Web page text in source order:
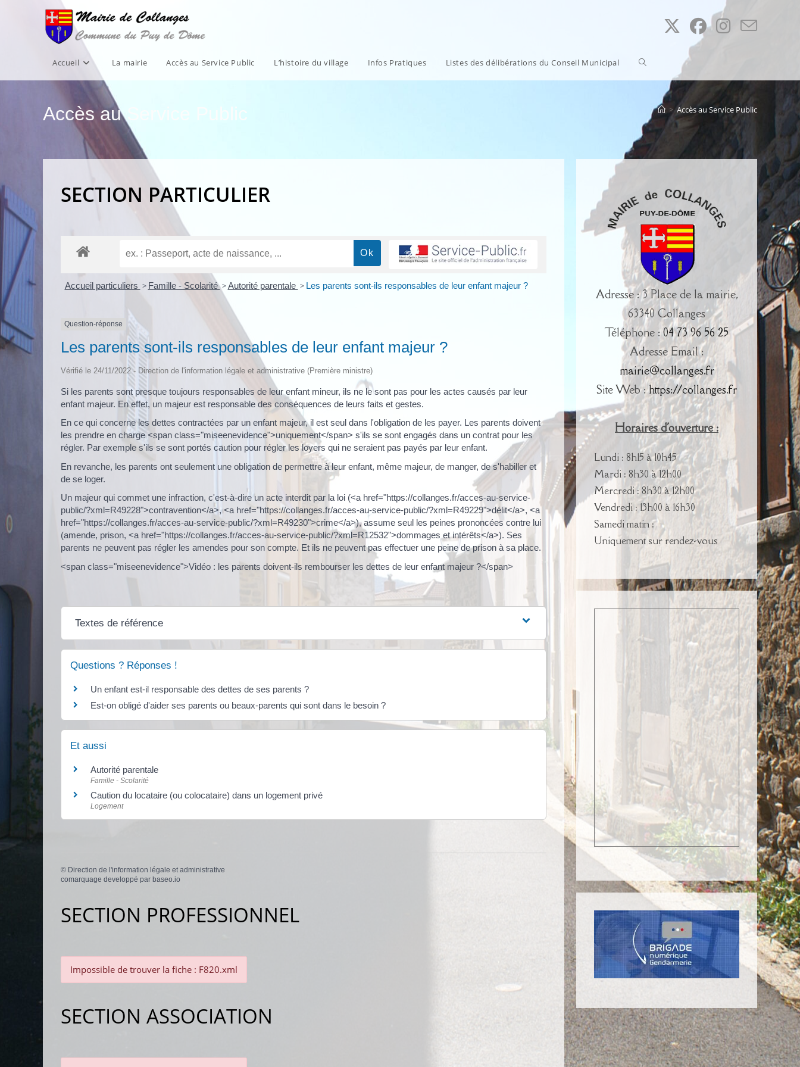
Accueil La mairie Accès au Service Public L’histoire du village Infos Pratiques Listes des délibérations du Conseil Municipal Toggle
website
search
Accès au Service Public > Accès au Service Public
SECTION PARTICULIER
Accueil particuliers > Famille - Scolarité> Autorité parentale > Les parents sont-ils responsables de leur enfant majeur ?
Question-réponse
Les parents sont-ils responsables de leur enfant majeur ?
Vérifié le 24/11/2022 - Direction de l'information légale et administrative (Première ministre)
Si les parents sont presque toujours responsables de leur enfant mineur, ils ne le sont pas pour les actes causés par leur
enfant majeur. En effet, un majeur est responsable des conséquences de leurs faits et gestes.
En ce qui concerne les dettes contractées par un enfant majeur, il est seul dans l'obligation de les payer. Les parents doivent
les prendre en charge <span class="miseenevidence">uniquement</span> s'ils se sont engagés dans un contrat pour les
régler. Par exemple s'ils se sont portés caution pour régler les loyers qui ne seraient pas payés par leur enfant.
En revanche, les parents ont seulement une obligation de permettre à leur enfant, même majeur, de manger, de s'habiller et
de se loger.
Un majeur qui commet une infraction, c'est-à-dire un acte interdit par la loi (<a href="https://collanges.fr/acces-au-service-
public/?xml=R49228">contravention</a>, <a href="https://collanges.fr/acces-au-service-public/?xml=R49229">délit</a>, <a
href="https://collanges.fr/acces-au-service-public/?xml=R49230">crime</a>), assume seul les peines prononcées contre lui
(amende, prison, <a href="https://collanges.fr/acces-au-service-public/?xml=R12532">dommages et intérêts</a>). Ses
parents ne peuvent pas régler les amendes pour son compte. Et ils ne peuvent pas effectuer une peine de prison à sa place.
<span class="miseenevidence">Vidéo : les parents doivent-ils rembourser les dettes de leur enfant majeur ?</span>
Textes de référence
Questions ? Réponses !
Un enfant est-il responsable des dettes de ses parents ?
Est-on obligé d'aider ses parents ou beaux-parents qui sont dans le besoin ?
Et aussi
Autorité parentale
Famille - Scolarité
Caution du locataire (ou colocataire) dans un logement privé
Logement
© Direction de l'information légale et administrative
comarquage developpé par baseo.io
SECTION PROFESSIONNEL
Impossible de trouver la fiche : F820.xml
SECTION ASSOCIATION
Adresse : 3 Place de la mairie,
63340 Collanges
Téléphone :04 73 96 56 25
Adresse Email :
mairie@collanges.fr
Site Web :https://collanges.fr
Horaires d'ouverture :
Lundi : 8h15 à 10h45
Mardi : 8h30 à 12h00
Mercredi : 8h30 à 12h00
Vendredi : 13h00 à 16h30
Samedi matin :
Uniquement sur rendez-vous